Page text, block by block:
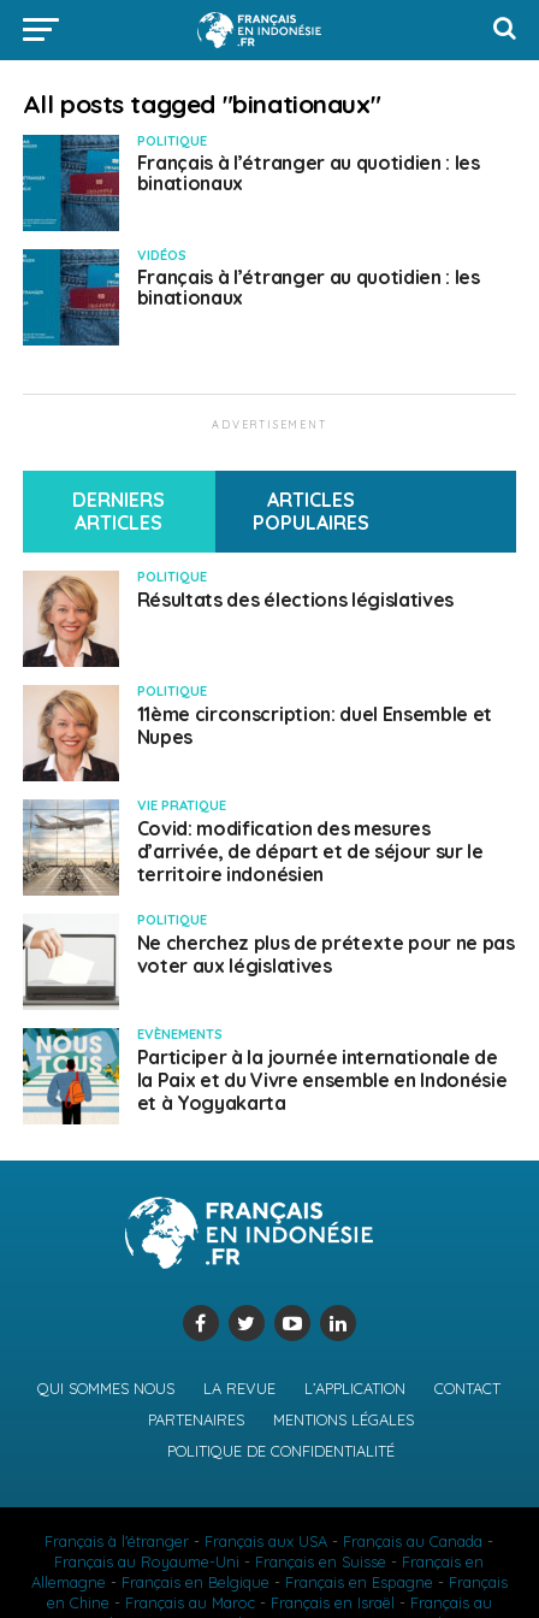
All posts tagged "binationaux"
POLITIQUE
Français à l’étranger au quotidien : les
binationaux
VIDÉOS
Français à l’étranger au quotidien : les
binationaux
ADVERTISEMENT
DERNIERS
ARTICLES
ARTICLES
POPULAIRES
POLITIQUE
Résultats des élections législatives
POLITIQUE
11ème circonscription: duel Ensemble et
Nupes
VIE PRATIQUE
Covid: modification des mesures
d’arrivée, de départ et de séjour sur le
territoire indonésien
POLITIQUE
Ne cherchez plus de prétexte pour ne pas
voter aux législatives
EVÈNEMENTS
Participer à la journée internationale de
la Paix et du Vivre ensemble en Indonésie
et à Yogyakarta
QUI SOMMES NOUS LA REVUE L’APPLICATION
CONTACT
PARTENAIRES
MENTIONS LÉGALES
POLITIQUE DE CONFIDENTIALITÉ
Français à l'étranger - Français aux USA - Français au Canada -
Français au Royaume-Uni - Français en Suisse - Français en
Allemagne - Français en Belgique - Français en Espagne - Français
en Chine - Français au Maroc- Français en Israël - Français au